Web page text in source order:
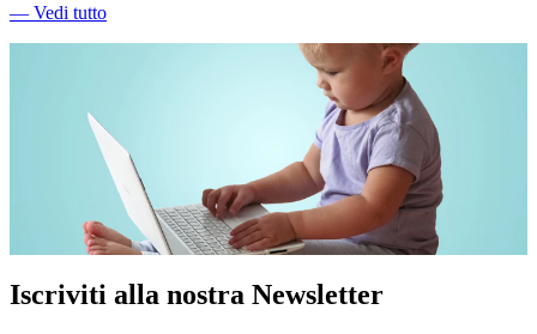
― Vedi tutto
Iscriviti alla nostra Newsletter